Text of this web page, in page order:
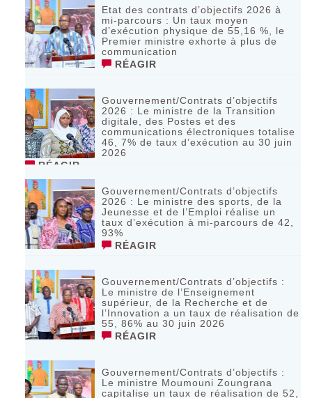
Etat des contrats d’objectifs 2026 à
mi-parcours : Un taux moyen
d’exécution physique de 55,16 %, le
Premier ministre exhorte à plus de
communication
RÉAGIR
Gouvernement/Contrats d’objectifs
2026 : Le ministre de la Transition
digitale, des Postes et des
communications électroniques totalise
46, 7% de taux d’exécution au 30 juin
2026
RÉAGIR
Gouvernement/Contrats d’objectifs
2026 : Le ministre des sports, de la
Jeunesse et de l’Emploi réalise un
taux d’exécution à mi-parcours de 42,
93%
RÉAGIR
Gouvernement/Contrats d’objectifs :
Le ministre de l’Enseignement
supérieur, de la Recherche et de
l’Innovation a un taux de réalisation de
55, 86% au 30 juin 2026
RÉAGIR
Gouvernement/Contrats d’objectifs :
Le ministre Moumouni Zoungrana
capitalise un taux de réalisation de 52,